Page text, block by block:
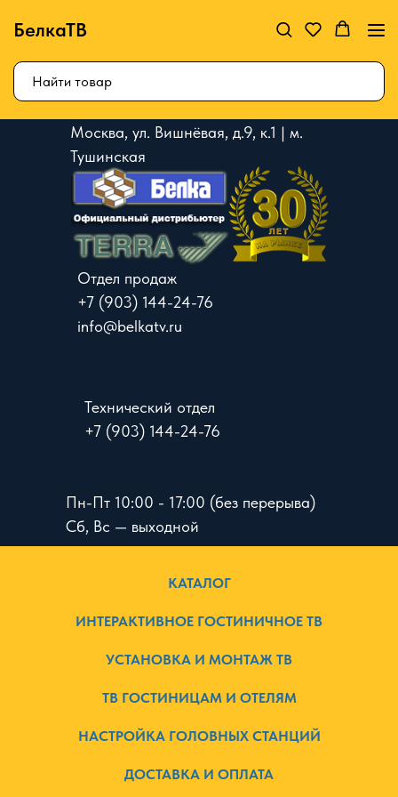
БелкаТВ
Москва, ул. Вишнёвая, д.9, к.1 | м.
Тушинская
Отдел продаж
+7 (903) 144-24-76
info@belkatv.ru
Пн-Пт 10:00 - 17:00 (без перерыва)
Сб, Вс — выходной
Технический отдел
+7 (903) 144-24-76
КАТАЛОГ
ИНТЕРАКТИВНОЕ ГОСТИНИЧНОЕ ТВ
УСТАНОВКА И МОНТАЖ ТВ
ТВ ГОСТИНИЦАМ И ОТЕЛЯМ
НАСТРОЙКА ГОЛОВНЫХ СТАНЦИЙ
ДОСТАВКА И ОПЛАТА